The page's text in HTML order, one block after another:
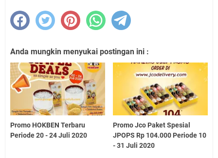
Anda mungkin menyukai postingan ini :
Promo HOKBEN Terbaru
Periode 20 - 24 Juli 2020
Promo Jco Paket Spesial
JPOPS Rp 104.000 Periode 10
- 31 Juli 2020